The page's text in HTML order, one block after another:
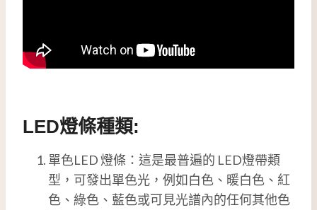
LED燈條種類:
單色LED 燈條：這是最普遍的 LED燈帶類
型，可發出單色光，例如白色、暖白色、紅
色、綠色、藍色或可見光譜內的任何其他色